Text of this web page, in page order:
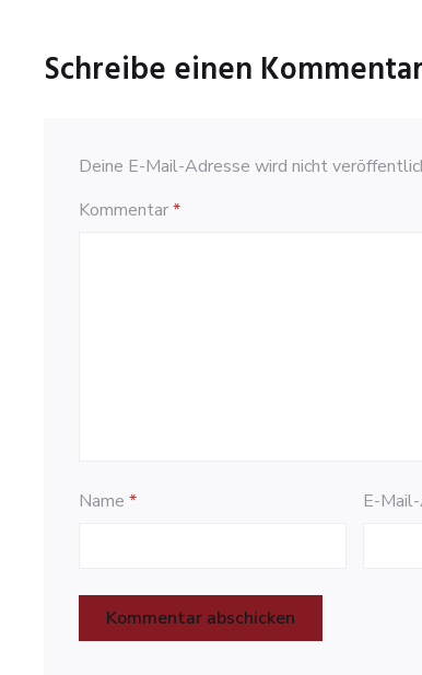
Schreibe einen Kommentar
Deine E-Mail-Adresse wird nicht
Kommentar*
Name * E-